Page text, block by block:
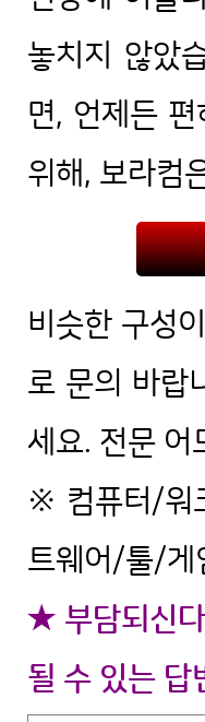
놓치지 않았
면, 언제든
위해, 보라컴
비슷한 구성
로 문의 바랍
세요. 전문 어
※ 컴퓨터/워
트웨어/툴/게
★ 부담되신
될 수 있는 답